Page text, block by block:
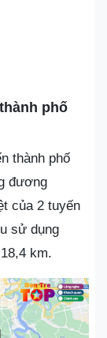
phố
thành phố
đương
của 2 tuyến
sử dụng
km.